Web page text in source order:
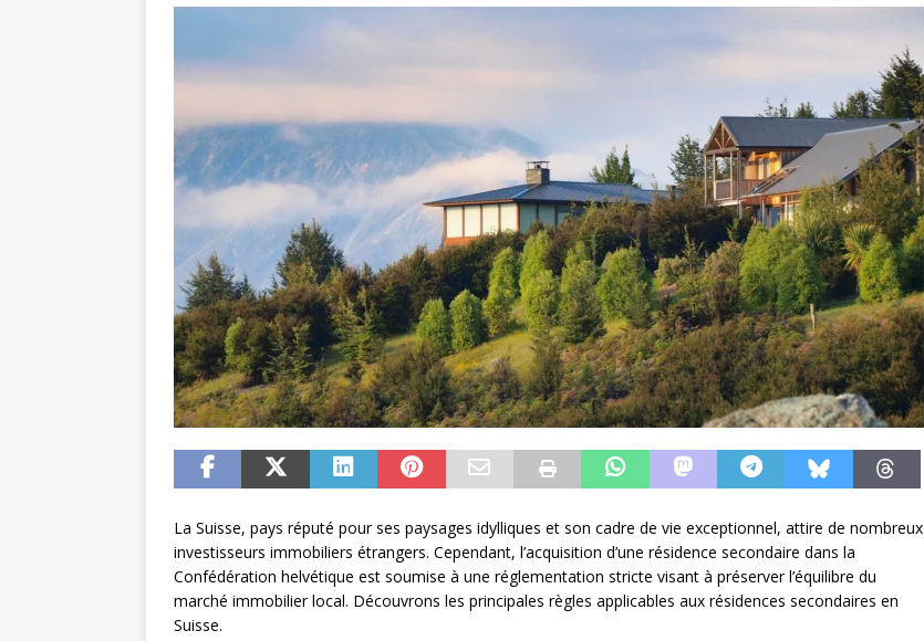
La Suisse, pays réputé pour ses paysages idylliques et son cadre de vie exceptionnel, attire de nombreux
investisseurs immobiliers étrangers. Cependant, l’acquisition d’une résidence secondaire dans la
Confédération helvétique est soumise à une réglementation stricte visant à préserver l’équilibre du
marché immobilier local. Découvrons les principales règles applicables aux résidences secondaires en
Suisse.